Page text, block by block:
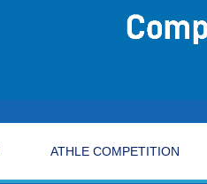
ATHLE COMPETITION